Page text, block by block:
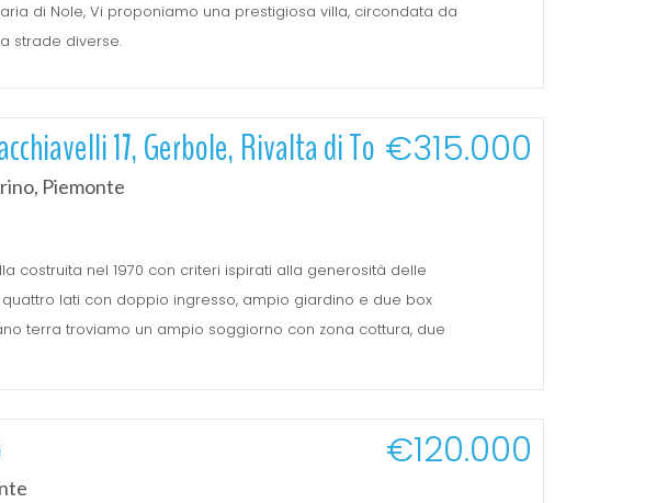
di Nole, Vi proponiamo una prestigiosa villa, circondata da
strade diverse.
17, Gerbole, Rivalta di To
Piemonte
costruita nel 1970 con criteri ispirati alla generosità delle
lati con doppio ingresso, ampio giardino e due box
terra troviamo un ampio soggiorno con zona cottura, due
€315.000
€120.000